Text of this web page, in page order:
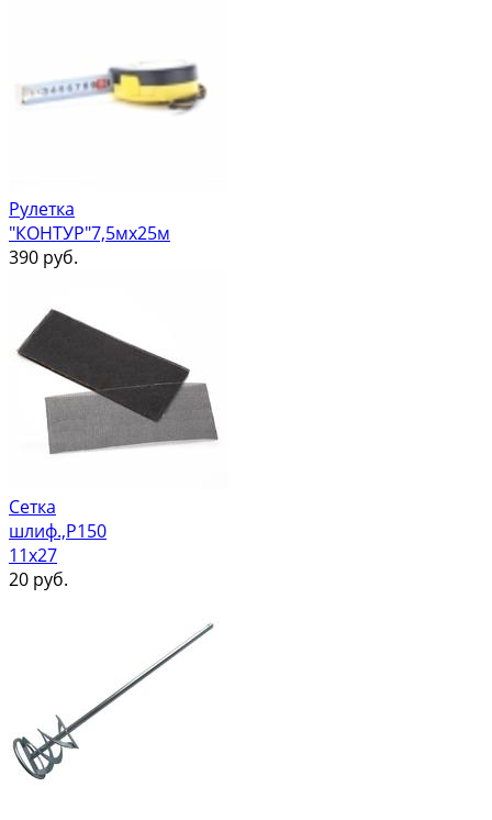
Рулетка
"КОНТУР"7,5мх25м
390 руб.
Сетка
шлиф.,Р150
11х27
20 руб.